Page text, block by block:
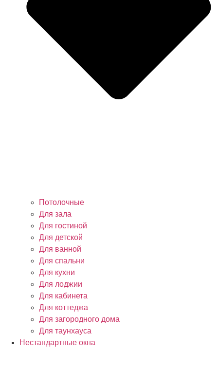
Потолочные
Для зала
Для гостиной
Для детской
Для ванной
Для спальни
Для кухни
Для лоджии
Для кабинета
Для коттеджа
Для загородного дома
Для таунхауса
Нестандартные окна